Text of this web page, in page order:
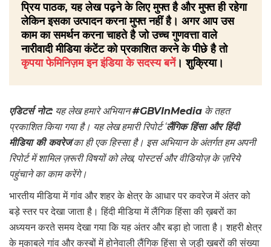
प्रिय पाठक, यह लेख पढ़ने के लिए मुफ्त है और मुफ्त ही रहेगा
लेकिन इसका उत्पादन करना मुफ्त नहीं है। अगर आप उस
काम का समर्थन करना चाहते है जो उच्च गुणवत्ता वाले
नारीवादी मीडिया कंटेंट को प्रकाशित करने के पीछे है तो
कृपया फेमिनिज़म इन इंडिया के सदस्य बनें। शुक्रिया।
एडिटर्स नोट:यह लेख हमारे अभियान#GBVInMedia के तहत
प्रकाशित किया गया है। यह लेख हमारी रिपोर्ट‘लैंगिक हिंसा और हिंदी
मीडिया की कवरेज‘का ही एक हिस्सा है। इस अभियान के अंतर्गत हम अपनी
रिपोर्ट में शामिल ज़रूरी विषयों को लेख, पोस्टर्स और वीडियोज़ के ज़रिये
पहुंचाने का काम करेंगे।
भारतीय मीडिया में गांव और शहर के क्षेत्र के आधार पर कवरेज में अंतर को
बड़े स्तर पर देखा जाता है। हिंदी मीडिया में लैंगिक हिंसा की ख़बरों का
अध्ययन करते समय देखा गया कि यह अंतर और बड़ा हो जाता है। शहरी क्षेत्र
के मुकाबले गांव और कस्बों में होनेवाली लैंगिक हिंसा से जुड़ी ख़बरों की संख्या